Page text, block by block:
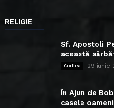
RELIGIE
Sf. Apostoli
această
Codlea 29 iunie
În Ajun de
casele